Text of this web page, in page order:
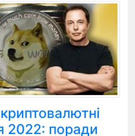
2022: поради